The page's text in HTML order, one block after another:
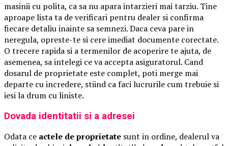
masinii cu polita, ca sa nu apara intarzieri mai tarziu. Tine
aproape lista ta de verificari pentru dealer si confirma
fiecare detaliu inainte sa semnezi. Daca ceva pare in
neregula, opreste-te si cere imediat documente corectate.
O trecere rapida si a termenilor de acoperire te ajuta, de
asemenea, sa intelegi ce va accepta asiguratorul. Cand
dosarul de proprietate este complet, poti merge mai
departe cu incredere, stiind ca faci lucrurile cum trebuie si
iesi la drum cu liniste.
Dovada identitatii si a adresei
Odata ce actele de proprietate sunt in ordine, dealerul va